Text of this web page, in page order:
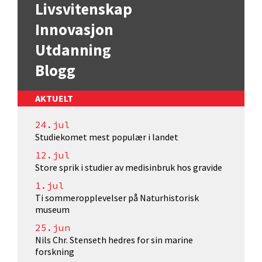
Livsvitenskap
Innovasjon
Utdanning
Blogg
AKTUELT
24.jul
Studiekomet mest populær i landet
12.jul
Store sprik i studier av medisinbruk hos gravide
1.jul
Ti sommeropplevelser på Naturhistorisk
museum
25.jun
Nils Chr. Stenseth hedres for sin marine
forskning